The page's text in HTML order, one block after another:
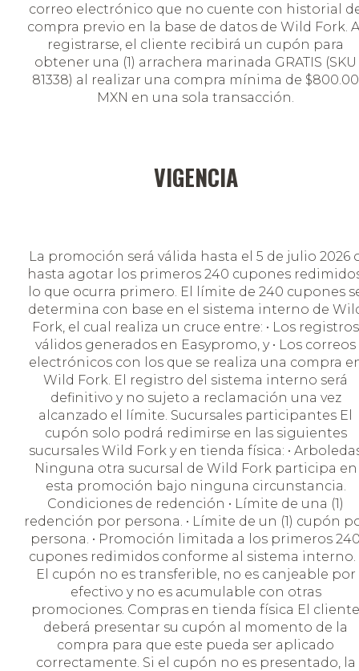
correo electrónico que no cuente con historial
compra previo en la base de datos de Wild Fork.
registrarse, el cliente recibirá un cupón para
obtener una (1) arrachera marinada GRATIS (SKU
81338) al realizar una compra mínima de $800.00
MXN en una sola transacción.
VIGENCIA
La promoción será válida hasta el 5 de julio 2026
hasta agotar los primeros 240 cupones
lo que ocurra primero. El límite de 240 cupones
determina con base en el sistema interno de
Fork, el cual realiza un cruce entre: • Los registros
válidos generados en Easypromo, y • Los correos
electrónicos con los que se realiza una compra
Wild Fork. El registro del sistema interno será
definitivo y no sujeto a reclamación una vez
alcanzado el límite. Sucursales participantes El
cupón solo podrá redimirse en las siguientes
sucursales Wild Fork y en tienda física: •
Ninguna otra sucursal de Wild Fork participa en
esta promoción bajo ninguna circunstancia.
Condiciones de redención • Límite de una (1)
redención por persona. • Límite de un (1) cupón
persona. • Promoción limitada a los primeros
cupones redimidos conforme al sistema interno.
El cupón no es transferible, no es canjeable por
efectivo y no es acumulable con otras
promociones. Compras en tienda física El cliente
deberá presentar su cupón al momento de la
compra para que este pueda ser aplicado
correctamente. Si el cupón no es presentado, la